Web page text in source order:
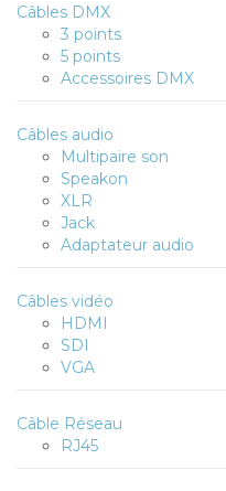
Câbles DMX
3 points
5 points
Accessoires DMX
Câbles audio
Multipaire son
Speakon
XLR
Jack
Adaptateur audio
Câbles vidéo
HDMI
SDI
VGA
Câble Réseau
RJ45